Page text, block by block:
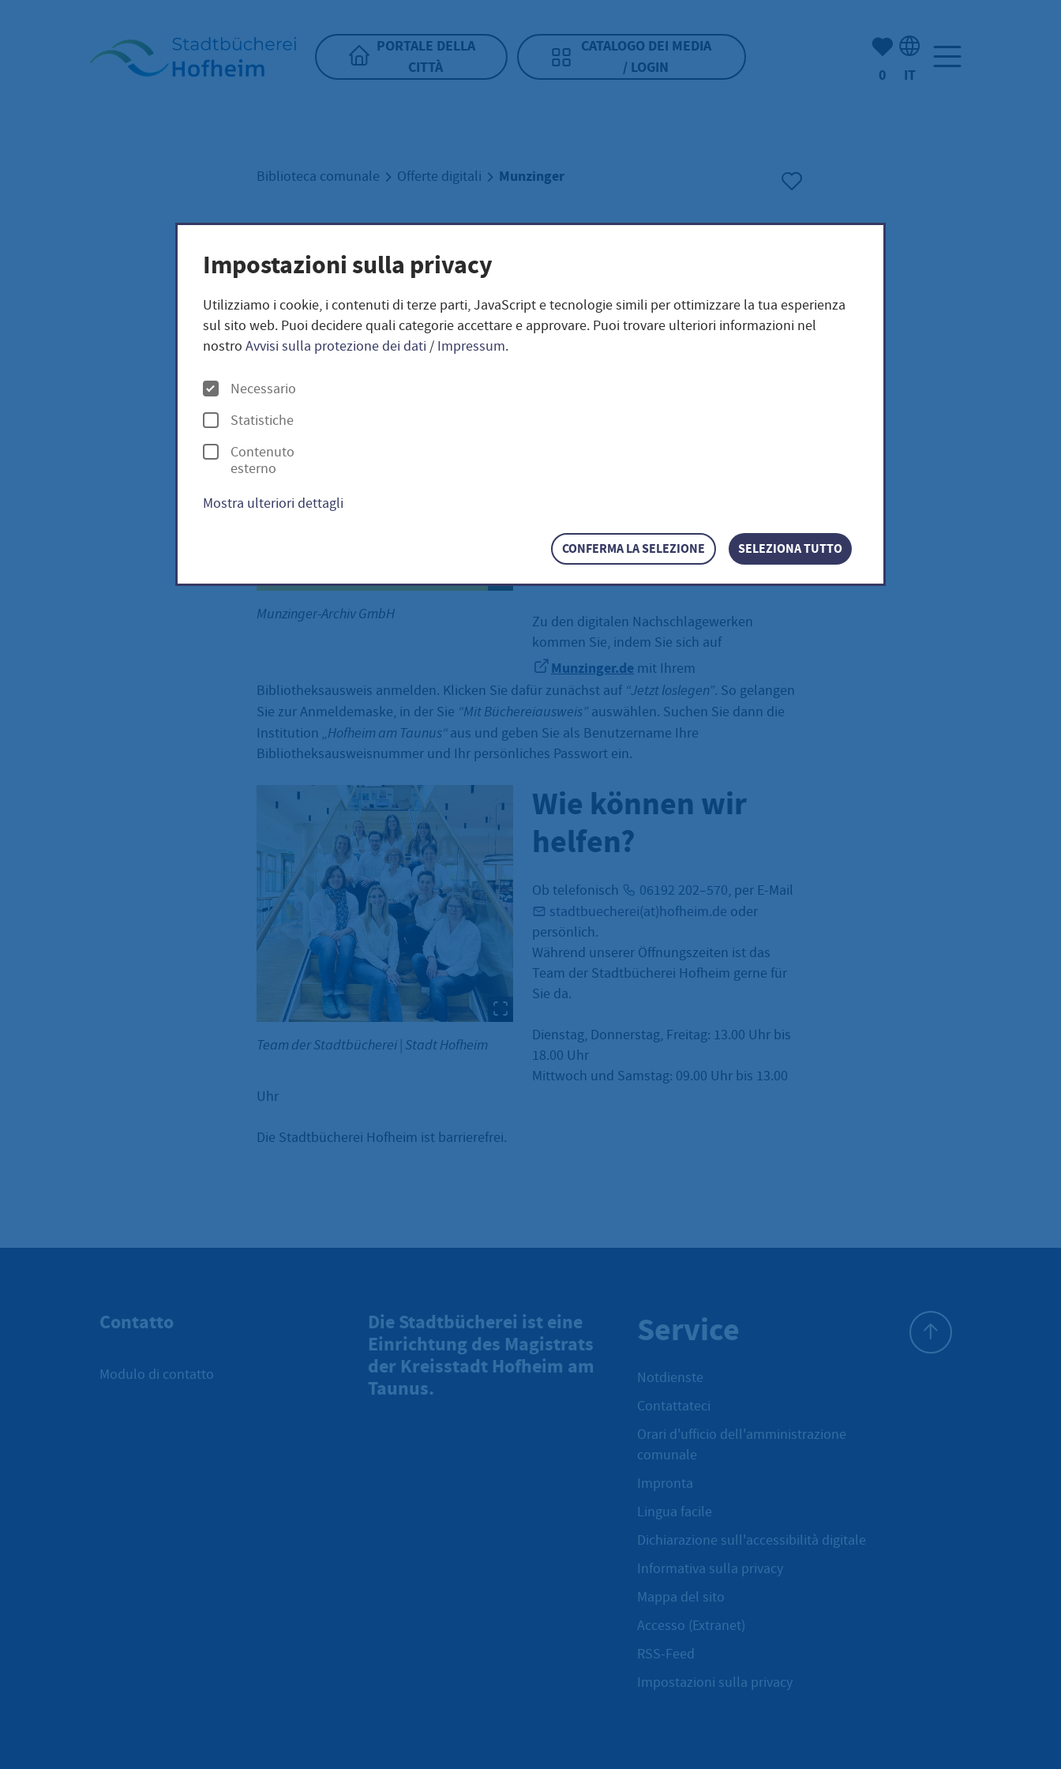
PORTALE DELLA
CITTÀ
CATALOGO DEI MEDIA
/ LOGIN
(Mio) Hofheim:
0 IT
Biblioteca comunale Offerte digitali Munzinger
Munzinger
Munzinger-Archiv GmbH
Wie können Sie DUDEN Sprachwissen &
Basiswissen Schule nutzen?
Zu den digitalen Nachschlagewerken
kommen Sie, indem Sie sich auf
Munzinger.de mit Ihrem
Bibliotheksausweis anmelden. Klicken Sie dafür zunächst auf “Jetzt loslegen”. So gelangen
Sie zur Anmeldemaske, in der Sie “Mit Büchereiausweis” auswählen. Suchen Sie dann die
Institution „Hofheim am Taunus“aus und geben Sie als Benutzername Ihre
Bibliotheksausweisnummer und Ihr persönliches Passwort ein.
Team der Stadtbücherei Stadt Hofheim
Wie können wir
helfen?
Ob telefonisch 06192 202–570, per E-Mail
stadtbuecherei(at)hofheim.de oder
persönlich.
Während unserer Öffnungszeiten ist das
Team der Stadtbücherei Hofheim gerne für
Sie da.
Dienstag, Donnerstag, Freitag: 13.00 Uhr bis
18.00 Uhr
Mittwoch und Samstag: 09.00 Uhr bis 13.00
Uhr
Die Stadtbücherei Hofheim ist barrierefrei.
Contatto
Modulo di contatto
Die Stadtbücherei ist eine
Einrichtung des Magistrats
der Kreisstadt Hofheim am
Taunus.
Service
Notdienste
Contattateci
Orari d'ufficio dell'amministrazione
comunale
Impronta
Lingua facile
Dichiarazione sull'accessibilità digitale
Informativa sulla privacy
Mappa del sito
Accesso (Extranet)
RSS-Feed
Impostazioni sulla privacy
Impostazioni sulla privacy
Utilizziamo i cookie, i contenuti di terze parti, JavaScript e tecnologie simili per ottimizzare la tua esperienza
sul sito web. Puoi decidere quali categorie accettare e approvare. Puoi trovare ulteriori informazioni nel
nostro Avvisi sulla protezione dei dati / Impressum.
O
p
z
i
o
Necessario
Statistiche
Contenuto
esterno
Mostra ulteriori dettagli
CONFERMA LA SELEZIONE SELEZIONA TUTTO